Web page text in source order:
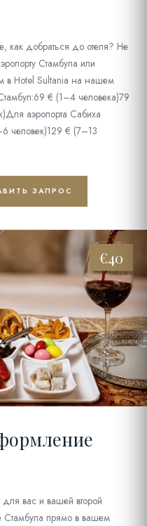
как добраться до отеля? Не
Стамбула или
в Hotel Sultania на нашем
€ (1–4 человека)79
аэропорта Сабиха
человек)129 € (7–13
ЗАПРОС
€40
вас и вашей второй
Стамбула прямо в вашем